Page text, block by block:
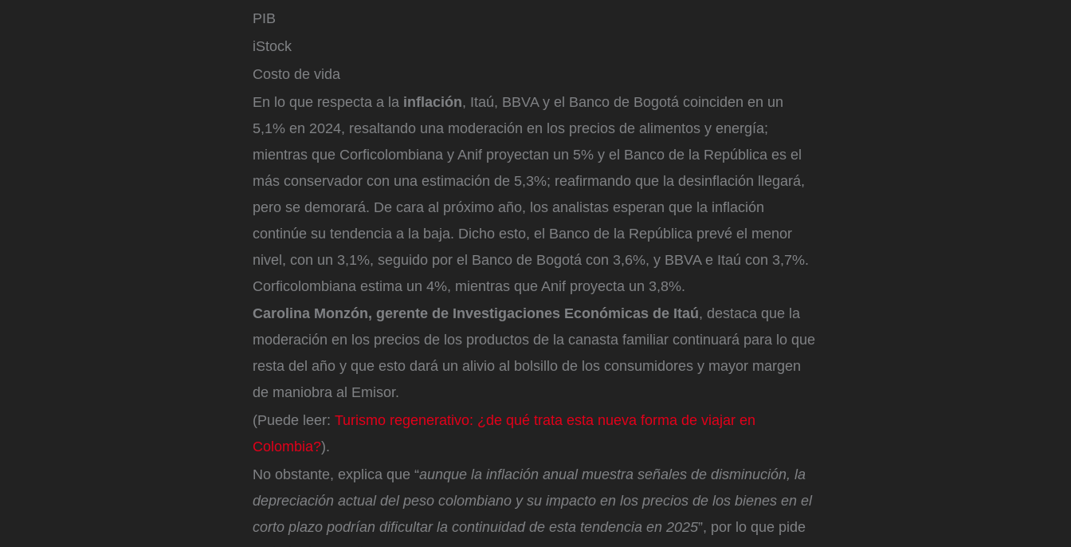
PIB
iStock
Costo de vida
En lo que respecta a la inflación, Itaú, BBVA y el Banco de Bogotá coinciden en un
5,1% en 2024, resaltando una moderación en los precios de alimentos y energía;
mientras que Corficolombiana y Anif proyectan un 5% y el Banco de la República es el
más conservador con una estimación de 5,3%; reafirmando que la desinflación llegará,
pero se demorará. De cara al próximo año, los analistas esperan que la inflación
continúe su tendencia a la baja. Dicho esto, el Banco de la República prevé el menor
nivel, con un 3,1%, seguido por el Banco de Bogotá con 3,6%, y BBVA e Itaú con 3,7%.
Corficolombiana estima un 4%, mientras que Anif proyecta un 3,8%.
Carolina Monzón, gerente de Investigaciones Económicas de Itaú, destaca que la
moderación en los precios de los productos de la canasta familiar continuará para lo que
resta del año y que esto dará un alivio al bolsillo de los consumidores y mayor margen
de maniobra al Emisor.
(Puede leer: Turismo regenerativo: ¿de qué trata esta nueva forma de viajar en
Colombia?).
No obstante, explica que “aunque la inflación anual muestra señales de disminución, la
depreciación actual del peso colombiano y su impacto en los precios de los bienes en el
corto plazo podrían dificultar la continuidad de esta tendencia en 2025”, por lo que pide